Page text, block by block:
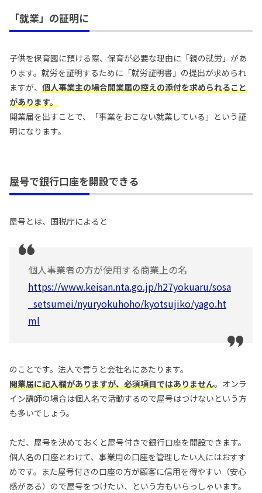
「就業」の証明に
子供を保育園に預ける際、保育が必要な理由に「親の就労」があ
ります。就労を証明するために「就労証明書」の提出が求められ
ますが、 個人事業主の場合開業届の控えの添付を求められること
があります。
開業届を出すことで、「事業をおこない就業している」という証
明になります。
屋号で銀行口座を開設できる
屋号とは、国税庁によると
個人事業者の方が使用する商業上の名
https://www.keisan.nta.go.jp/h27yokuaru/sosa
_setsumei/nyuryokuhoho/kyotsujiko/yago.ht
ml
のことです。法人で言うと会社名にあたります。
開業届に記入欄がありますが、必須項目ではありません。オンラ
イン講師の場合は個人名で活動するので屋号はつけないという方
も多いでしょう。
ただ、屋号を決めておくと屋号付きで銀行口座を開設できます。
個人名の口座とわけて、事業用の口座を管理したい人にはおすす
めです。また屋号付きの口座の方が顧客に信用を得やすい（安心
感がある）ので屋号をつけたい、という方もいらっしゃいます。